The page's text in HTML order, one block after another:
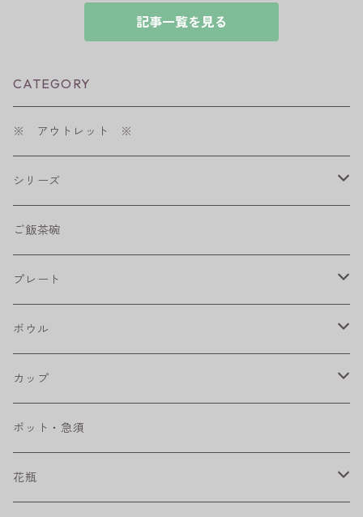
記事一覧を見る
CATEGORY
※ アウトレット ※
シリーズ
shabby chic style
フラワーパレード
八角シリーズ
RONDE
ベベルボウル
プリーツ
ご飯茶碗
プレート
楕円皿
丸皿
長皿
角皿
ボウル
大鉢
中鉢
小鉢
カップ
カップ
マグカップ
ポット・急須
花瓶